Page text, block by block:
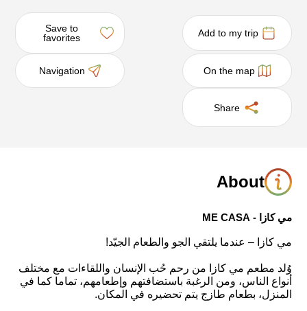
Add to my trip
Save to
favorites
On the map
Navigation
Share
About
مي كازا - ME CASA
مي كازا – عندما يلتقي الجو والطعام الجيّد!
وُلد مطعم مي كازا من رحم حُب الإنسان واللقاءات مع مختلف
أنواع الناس، ومن الرغبة باستضافتهم وإطعامهم، تماما كما في
المنزل، بطعام طازج يتم تحضيره في المكان.